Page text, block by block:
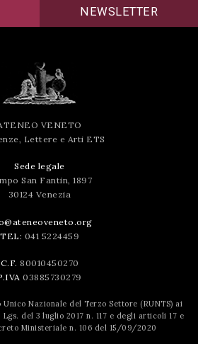
NEWSLETTER
VENETO
Lettere e Arti ETS
Sede legale
San Fantin, 1897
30124 Venezia
TEL: 041 5224459
C.F. 80010450270
03885730279
Unico Nazionale del Terzo Settore (RUNTS) ai
del 3 luglio 2017 n. 117 e degli articoli 17 e
Ministeriale n. 106 del 15/09/2020